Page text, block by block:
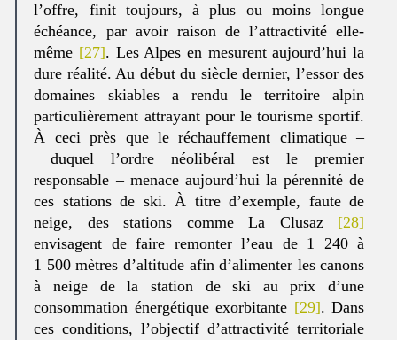
l’offre, finit toujours, à plus ou moins longue
échéance, par avoir raison de l’attractivité elle-
même [27]. Les Alpes en mesurent aujourd’hui la
dure réalité. Au début du siècle dernier, l’essor des
domaines skiables a rendu le territoire alpin
particulièrement attrayant pour le tourisme sportif.
À ceci près que le réchauffement climatique –
duquel l’ordre néolibéral est le premier
responsable – menace aujourd’hui la pérennité de
ces stations de ski. À titre d’exemple, faute de
neige, des stations comme La Clusaz [28]
envisagent de faire remonter l’eau de 1 240 à
1 500 mètres d’altitude afin d’alimenter les canons
à neige de la station de ski au prix d’une
consommation énergétique exorbitante [29]. Dans
ces conditions, l’objectif d’attractivité territoriale